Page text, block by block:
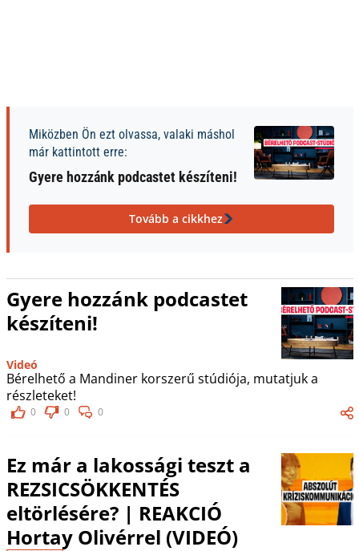
Miközben Ön ezt olvassa, valaki máshol
már kattintott erre:
Gyere hozzánk podcastet készíteni!
Tovább a cikkhez
Gyere hozzánk podcastet
készíteni!
Videó
Bérelhető a Mandiner korszerű stúdiója, mutatjuk a
részleteket!
0 0 0
Ez már a lakossági teszt a
REZSICSÖKKENTÉS
eltörlésére? | REAKCIÓ
Hortay Olivérrel (VIDEÓ)